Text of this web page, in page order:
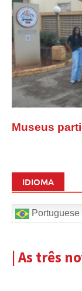
Museus
IDIOMA
Portuguese
| As três